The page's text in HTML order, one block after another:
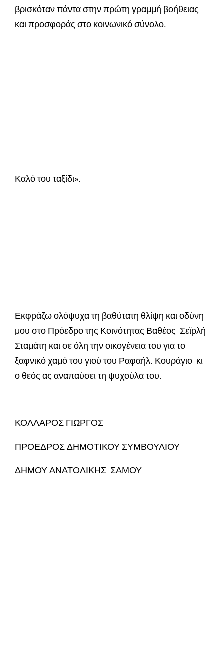
βρισκόταν πάντα στην πρώτη γραμμή βοήθειας
και προσφοράς στο κοινωνικό σύνολο.
Καλό του ταξίδι».
Εκφράζω ολόψυχα τη βαθύτατη θλίψη και οδύνη
μου στο Πρόεδρο της Κοινότητας Βαθέος Σεϊρλή
Σταμάτη και σε όλη την οικογένεια του για το
ξαφνικό χαμό του γιού του Ραφαήλ. Κουράγιο κι
ο θεός ας αναπαύσει τη ψυχούλα του.
ΚΟΛΛΑΡΟΣ ΓΙΩΡΓΟΣ
ΠΡΟΕΔΡΟΣ ΔΗΜΟΤΙΚΟΥ ΣΥΜΒΟΥΛΙΟΥ
ΔΗΜΟΥ ΑΝΑΤΟΛΙΚΗΣ ΣΑΜΟΥ